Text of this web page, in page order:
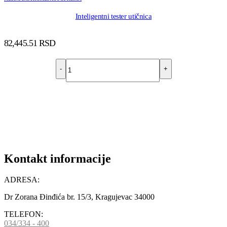
Inteligentni tester utičnica
82,445.51 RSD
- +
Kontakt informacije
ADRESA:
Dr Zorana Đinđića br. 15/3, Kragujevac 34000
TELEFON:
034/334 - 400